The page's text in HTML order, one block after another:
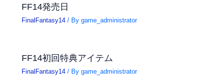
FF14発売日
FinalFantasy14 / Bygame_administrator
FF14初回特典アイテム
FinalFantasy14 / Bygame_administrator